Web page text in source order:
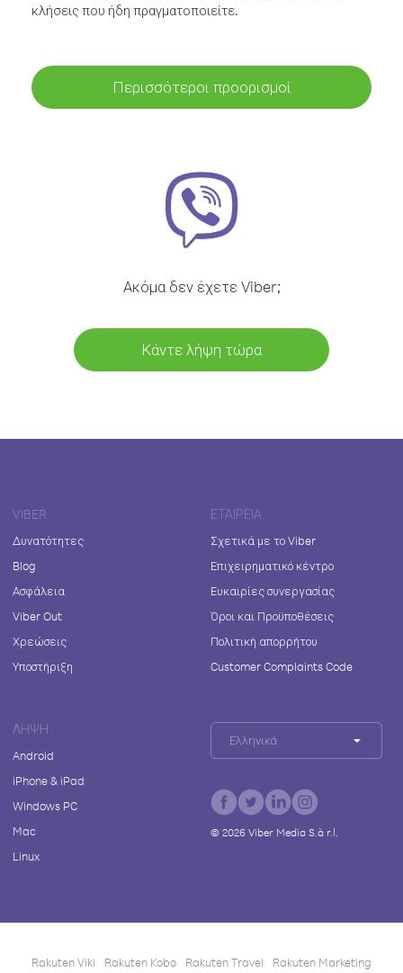
κλήσεις που ήδη πραγματοποιείτε.
Περισσότεροι προορισμοί
Ακόμα δεν έχετε Viber;
Κάντε λήψη τώρα
VIBER
Δυνατότητες
Blog
Ασφάλεια
Viber Out
Χρεώσεις
Υποστήριξη
ΕΤΑΙΡΕΊΑ
Σχετικά με το Viber
Επιχειρηματικό κέντρο
Ευκαιρίες συνεργασίας
Όροι και Προϋποθέσεις
Πολιτική απορρήτου
Customer Complaints Code
ΛΉΨΗ
Android
iPhone & iPad
Windows PC
Mac
Linux
Ελληνικά
© 2026Viber Media S.à r.l.
Rakuten Viki Rakuten Kobo Rakuten Travel Rakuten Marketing